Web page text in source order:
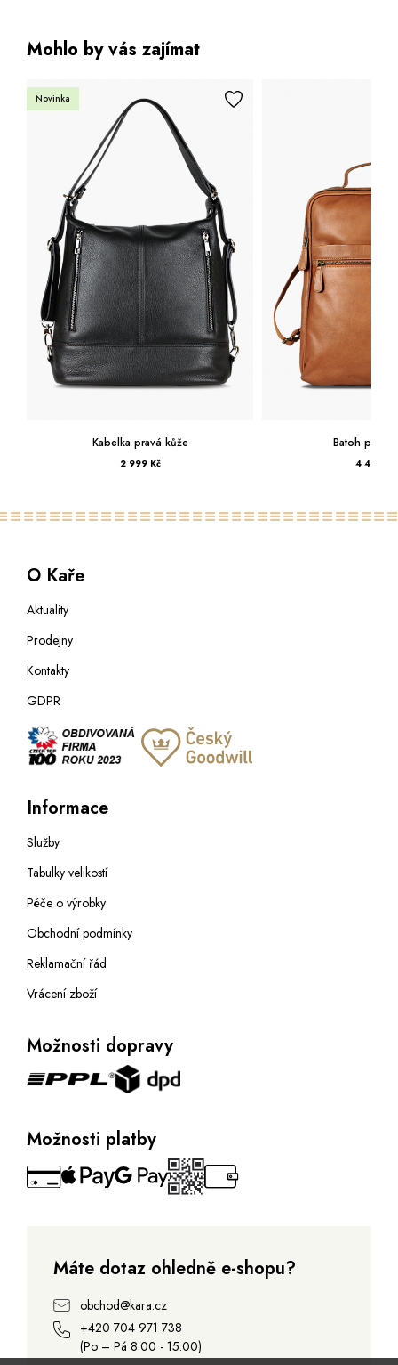
Mohlo by vás zajímat
Novinka
Kabelka pravá kůže
2 999 Kč
Batoh pravá
4 499 Kč
O Kaře
Aktuality
Prodejny
Kontakty
GDPR
Informace
Služby
Tabulky velikostí
Péče o výrobky
Obchodní podmínky
Reklamační řád
Vrácení zboží
Možnosti dopravy
Možnosti platby
Máte dotaz ohledně e-shopu?
obchod@kara.cz
+420 704 971 738
(Po – Pá 8:00 - 15:00)